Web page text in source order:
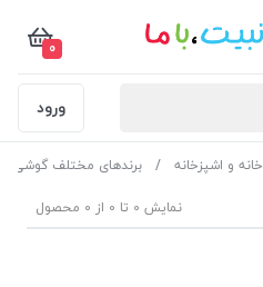
0
ورود
خانه و اشپزخانه برندهای مختلف گوشی
نمایش 0 تا 0 از 0 محصول